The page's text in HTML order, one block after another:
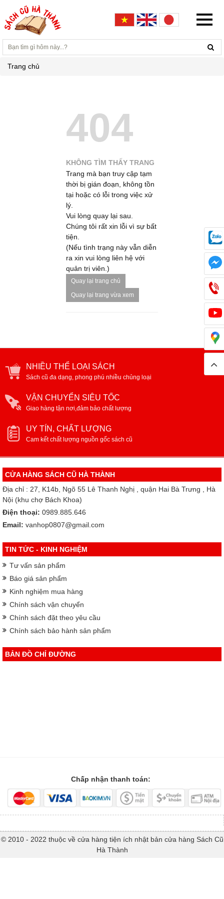
Trang chủ
404
KHÔNG TÌM THẤY TRANG
Trang mà bạn truy cập tạm
thời bị gián đoạn, không tồn
tại hoặc có lỗi trong việc xử
lý.
Vui lòng quay lại sau.
Chúng tôi rất xin lỗi vì sự bất
tiện.
(Nếu tình trạng này vẫn diễn
ra xin vui lòng liên hệ với
quản trị viên.)
Quay lại trang chủ
Quay lại trang vừa xem
NHIỀU THỂ LOẠI SÁCH
Sách cũ đa dạng, phong phú nhiều chủng loại
VẬN CHUYỂN SIÊU TỐC
Giao hàng tận nơi,đảm bảo chất lượng
UY TÍN, CHẤT LƯỢNG
Cam kết chất lượng nguồn gốc sách cũ
CỬA HÀNG SÁCH CŨ HÀ THÀNH
Địa chỉ : 27, K14b, Ngõ 55 Lê Thanh Nghị , quận Hai Bà Trưng , Hà
Nội (khu chợ Bách Khoa)
Điện thoại: 0989.885.646
Email: vanhop0807@gmail.com
TIN TỨC - KINH NGHIỆM
Tư vấn sản phẩm
Báo giá sản phẩm
Kinh nghiệm mua hàng
Chính sách vận chuyển
Chính sách đặt theo yêu cầu
Chính sách bảo hành sản phẩm
BẢN ĐỒ CHỈ ĐƯỜNG
Chấp nhận thanh toán:
© 2010 - 2022 thuộc về cửa hàng tiện ích nhật bản cửa hàng Sách Cũ
Hà Thành